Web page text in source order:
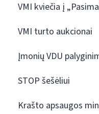
VMI kviečia į
VMI turto aukcionai
Įmonių VDU
STOP šešėliui
Krašto apsaugos